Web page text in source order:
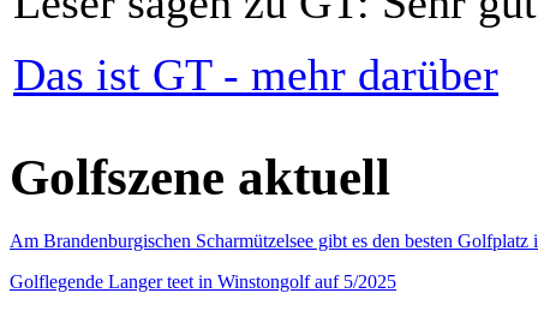
Das ist GT - mehr darüber
Golfszene aktuell
Am Brandenburgischen Scharmützelsee gibt es den besten
Golflegende Langer teet in Winstongolf auf 5/2025